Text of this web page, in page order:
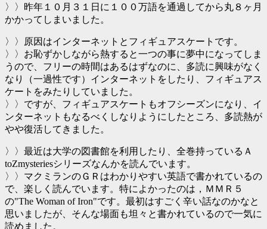
〉〉昨年１０月３１日に１００万語を通過してから丸８ヶ月
かかってしまいました。
〉〉原因はインターネットとフィギュアスケートです。
〉〉お恥ずかしながら熱すると一つの事に夢中になってしま
うので、フリーの時間はあるはずなのに、多読に興味がなく
なり（一過性です）インターネットをしたり、フィギュアス
ケートをみたりしていました。
〉〉ですが、フィギュアスケートもオフシーズンになり、イ
ンターネットもなるべくしなりようにしたところ、多読熱が
やや復活してきました。
〉〉最近は大学の図書館を利用したり、全巻持っているＡ
toZmysteriesシリーズなんかを読んでいます。
〉〉マクミランのＧＲはわかりやすい英語で書かれているの
で、楽しく読んでいます。特によかったのは，ＭＭＲ５
の"The Woman of Iron"です。最初はすごく辛い話なのかなと
思いましたが、そんな場面も坦々と書かれているので一気に
読めました。